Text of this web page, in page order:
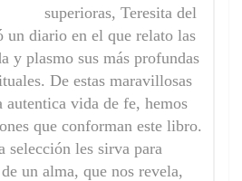
superioras, Teresita del
un diario en el que relato las
y plasmo sus más profundas
De estas maravillosas
autentica vida de fe, hemos
que conforman este libro.
selección les sirva para
un alma, que nos revela,